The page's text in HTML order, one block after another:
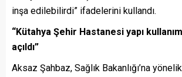
inşa edilebilirdi” ifadelerini kullandı.
“Kütahya Şehir Hastanesi yapı
açıldı”
Aksaz Şahbaz, Sağlık Bakanlığı’na